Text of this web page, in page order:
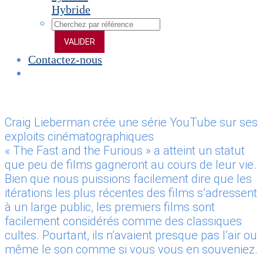
Hybride
VALIDER
Contactez-nous
Craig Lieberman crée une série YouTube sur ses
exploits cinématographiques
« The Fast and the Furious » a atteint un statut
que peu de films gagneront au cours de leur vie.
Bien que nous puissions facilement dire que les
itérations les plus récentes des films s’adressent
à un large public, les premiers films sont
facilement considérés comme des classiques
cultes. Pourtant, ils n’avaient presque pas l’air ou
même le son comme si vous vous en souveniez.